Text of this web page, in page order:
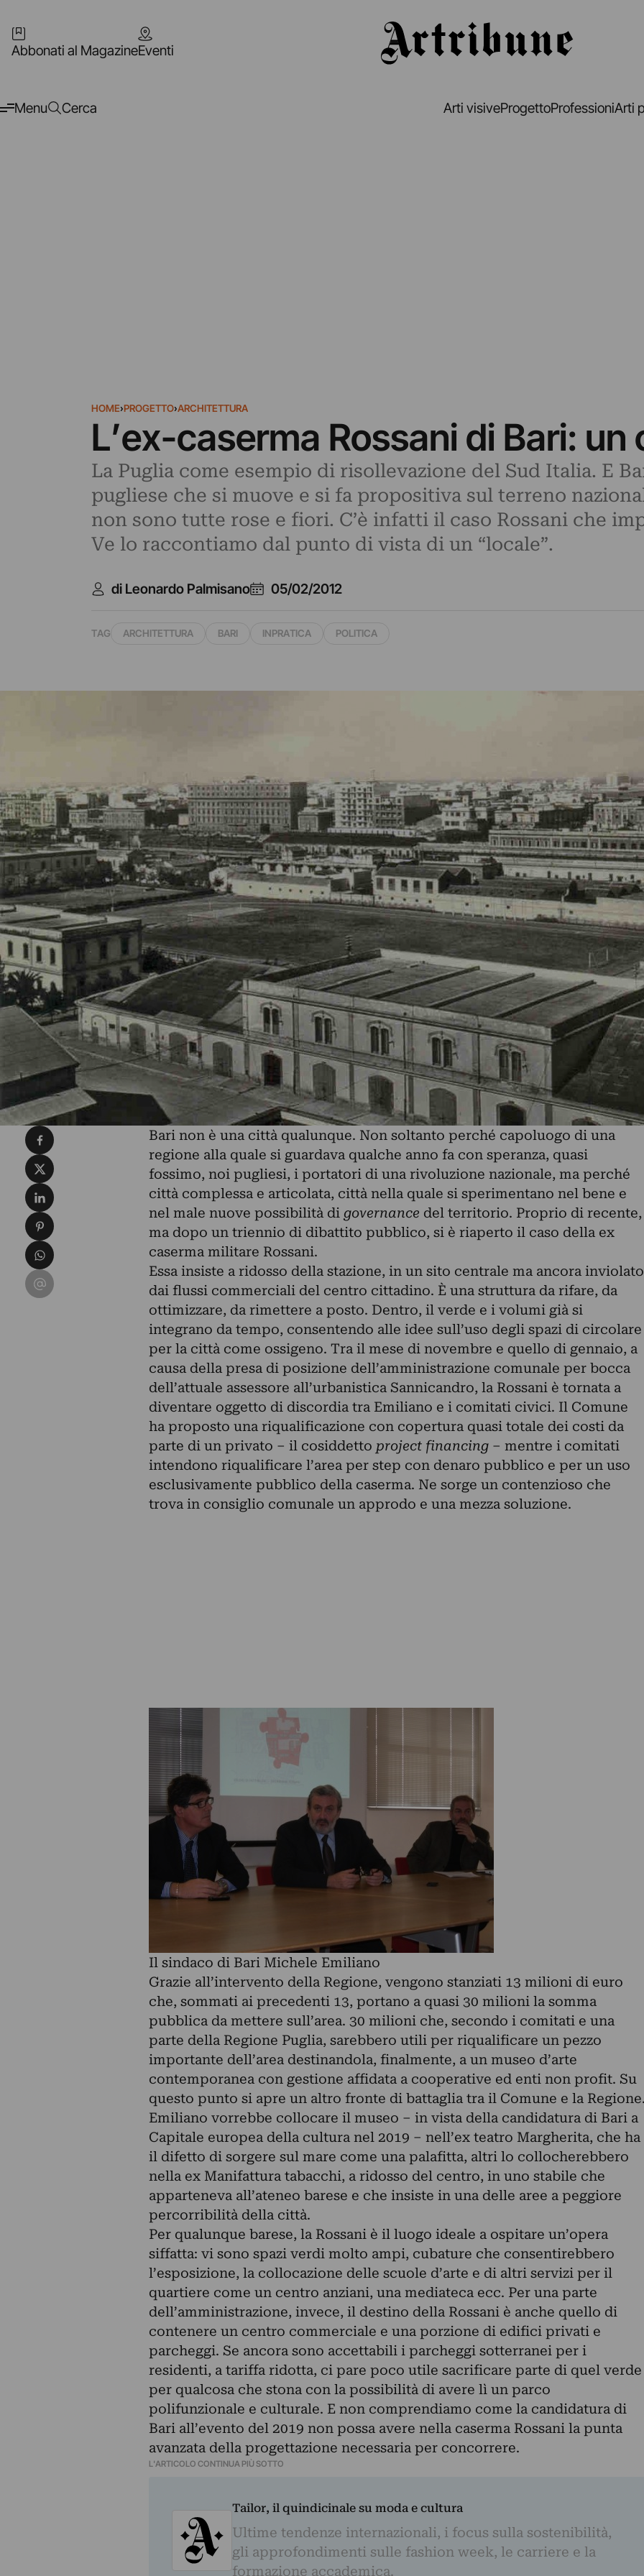
Abbonati al MagazineEventi
Menu Cerca Arti visiveProgettoProfessioniArti
HOME›PROGETTO›ARCHITETTURA
L’ex-caserma Rossani di Bari:
La Puglia come esempio di risollevazione del Sud Italia. E
pugliese che si muove e si fa propositiva sul terreno
non sono tutte rose e fiori. C’è infatti il caso Rossani che
Ve lo raccontiamo dal punto di vista di un “locale”.
di Leonardo Palmisano 05/02/2012
TAG ARCHITETTURA BARI INPRATICA POLITICA
Bari non è una città qualunque. Non soltanto perché capoluogo di una
regione alla quale si guardava qualche anno fa con speranza, quasi
fossimo, noi pugliesi, i portatori di una rivoluzione nazionale, ma perché
città complessa e articolata, città nella quale si sperimentano nel bene e
nel male nuove possibilità di governance del territorio. Proprio di recente,
ma dopo un triennio di dibattito pubblico, si è riaperto il caso della ex
caserma militare Rossani.
Essa insiste a ridosso della stazione, in un sito centrale ma ancora inviolato
dai flussi commerciali del centro cittadino. È una struttura da rifare, da
ottimizzare, da rimettere a posto. Dentro, il verde e i volumi già si
integrano da tempo, consentendo alle idee sull’uso degli spazi di circolare
per la città come ossigeno. Tra il mese di novembre e quello di gennaio, a
causa della presa di posizione dell’amministrazione comunale per bocca
dell’attuale assessore all’urbanistica Sannicandro, la Rossani è tornata a
diventare oggetto di discordia tra Emiliano e i comitati civici. Il Comune
ha proposto una riqualificazione con copertura quasi totale dei costi da
parte di un privato – il cosiddetto project financing– mentre i comitati
intendono riqualificare l’area per step con denaro pubblico e per un uso
esclusivamente pubblico della caserma. Ne sorge un contenzioso che
trova in consiglio comunale un approdo e una mezza soluzione.
Il sindaco di Bari Michele Emiliano
Grazie all’intervento della Regione, vengono stanziati 13 milioni di euro
che, sommati ai precedenti 13, portano a quasi 30 milioni la somma
pubblica da mettere sull’area. 30 milioni che, secondo i comitati e una
parte della Regione Puglia, sarebbero utili per riqualificare un pezzo
importante dell’area destinandola, finalmente, a un museo d’arte
contemporanea con gestione affidata a cooperative ed enti non profit. Su
questo punto si apre un altro fronte di battaglia tra il Comune e la Regione.
Emiliano vorrebbe collocare il museo – in vista della candidatura di Bari a
Capitale europea della cultura nel 2019 – nell’ex teatro Margherita, che ha
il difetto di sorgere sul mare come una palafitta, altri lo collocherebbero
nella ex Manifattura tabacchi, a ridosso del centro, in uno stabile che
apparteneva all’ateneo barese e che insiste in una delle aree a peggiore
percorribilità della città.
Per qualunque barese, la Rossani è il luogo ideale a ospitare un’opera
siffatta: vi sono spazi verdi molto ampi, cubature che consentirebbero
l’esposizione, la collocazione delle scuole d’arte e di altri servizi per il
quartiere come un centro anziani, una mediateca ecc. Per una parte
dell’amministrazione, invece, il destino della Rossani è anche quello di
contenere un centro commerciale e una porzione di edifici privati e
parcheggi. Se ancora sono accettabili i parcheggi sotterranei per i
residenti, a tariffa ridotta, ci pare poco utile sacrificare parte di quel verde
per qualcosa che stona con la possibilità di avere lì un parco
polifunzionale e culturale. E non comprendiamo come la candidatura di
Bari all’evento del 2019 non possa avere nella caserma Rossani la punta
avanzata della progettazione necessaria per concorrere.
L'ARTICOLO CONTINUA PIÙ SOTTO
Tailor, il quindicinale su moda e cultura
Ultime tendenze internazionali, i focus sulla sostenibilità,
gli approfondimenti sulle fashion week, le carriere e la
formazione accademica.
Condividi su Facebook
Condividi su X
Condividi su LinkedIn
Condividi su Pinterest
Condividi su WhatsApp
Condividi su Email